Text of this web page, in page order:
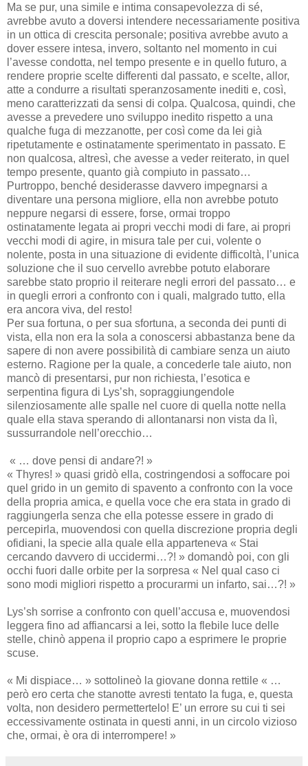
Ma se pur, una simile e intima consapevolezza di sé,
avrebbe avuto a doversi intendere necessariamente positiva
in un ottica di crescita personale; positiva avrebbe avuto a
dover essere intesa, invero, soltanto nel momento in cui
l’avesse condotta, nel tempo presente e in quello futuro, a
rendere proprie scelte differenti dal passato, e scelte, allor,
atte a condurre a risultati speranzosamente inediti e, così,
meno caratterizzati da sensi di colpa. Qualcosa, quindi, che
avesse a prevedere uno sviluppo inedito rispetto a una
qualche fuga di mezzanotte, per così come da lei già
ripetutamente e ostinatamente sperimentato in passato. E
non qualcosa, altresì, che avesse a veder reiterato, in quel
tempo presente, quanto già compiuto in passato…
Purtroppo, benché desiderasse davvero impegnarsi a
diventare una persona migliore, ella non avrebbe potuto
neppure negarsi di essere, forse, ormai troppo
ostinatamente legata ai propri vecchi modi di fare, ai propri
vecchi modi di agire, in misura tale per cui, volente o
nolente, posta in una situazione di evidente difficoltà, l’unica
soluzione che il suo cervello avrebbe potuto elaborare
sarebbe stato proprio il reiterare negli errori del passato… e
in quegli errori a confronto con i quali, malgrado tutto, ella
era ancora viva, del resto!
Per sua fortuna, o per sua sfortuna, a seconda dei punti di
vista, ella non era la sola a conoscersi abbastanza bene da
sapere di non avere possibilità di cambiare senza un aiuto
esterno. Ragione per la quale, a concederle tale aiuto, non
mancò di presentarsi, pur non richiesta, l’esotica e
serpentina figura di Lys’sh, sopraggiungendole
silenziosamente alle spalle nel cuore di quella notte nella
quale ella stava sperando di allontanarsi non vista da lì,
sussurrandole nell’orecchio…
« … dove pensi di andare?! »
« Thyres! » quasi gridò ella, costringendosi a soffocare poi
quel grido in un gemito di spavento a confronto con la voce
della propria amica, e quella voce che era stata in grado di
raggiungerla senza che ella potesse essere in grado di
percepirla, muovendosi con quella discrezione propria degli
ofidiani, la specie alla quale ella apparteneva « Stai
cercando davvero di uccidermi…?! » domandò poi, con gli
occhi fuori dalle orbite per la sorpresa « Nel qual caso ci
sono modi migliori rispetto a procurarmi un infarto, sai…?! »
Lys’sh sorrise a confronto con quell’accusa e, muovendosi
leggera fino ad affiancarsi a lei, sotto la flebile luce delle
stelle, chinò appena il proprio capo a esprimere le proprie
scuse.
« Mi dispiace… » sottolineò la giovane donna rettile « …
però ero certa che stanotte avresti tentato la fuga, e, questa
volta, non desidero permettertelo! E’ un errore su cui ti sei
eccessivamente ostinata in questi anni, in un circolo vizioso
che, ormai, è ora di interrompere! »